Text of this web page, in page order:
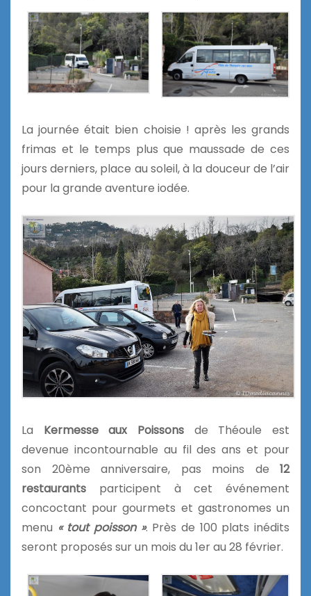
La journée était bien choisie ! après les grands
frimas et le temps plus que maussade de ces
jours derniers, place au soleil, à la douceur de l’air
pour la grande aventure iodée.
La Kermesse aux Poissons de Théoule est
devenue incontournable au fil des ans et pour
son 20ème anniversaire, pas moins de 12
restaurants participent à cet événement
concoctant pour gourmets et gastronomes un
menu « tout poisson ». Près de 100 plats inédits
seront proposés sur un mois du 1er au 28 février.